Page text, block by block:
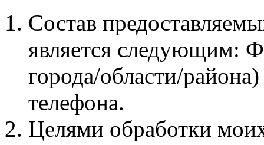
Состав
является следующим:
города/области/
телефона.
Целями обработки